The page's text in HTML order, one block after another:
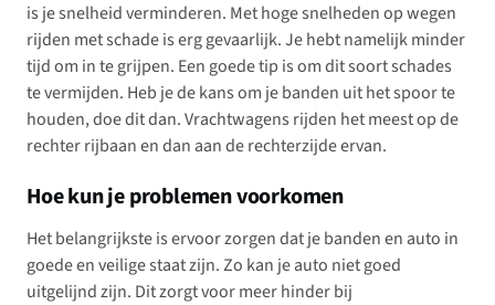
is je snelheid verminderen. Met hoge snelheden op wegen
rijden met schade is erg gevaarlijk. Je hebt namelijk minder
tijd om in te grijpen. Een goede tip is om dit soort schades
te vermijden. Heb je de kans om je banden uit het spoor te
houden, doe dit dan. Vrachtwagens rijden het meest op de
rechter rijbaan en dan aan de rechterzijde ervan.
Hoe kun je problemen voorkomen
Het belangrijkste is ervoor zorgen dat je banden en auto in
goede en veilige staat zijn. Zo kan je auto niet goed
uitgelijnd zijn. Dit zorgt voor meer hinder bij